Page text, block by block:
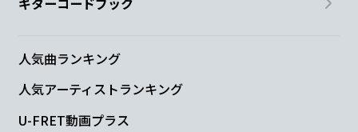
Cadd9 Bm7
悔し くって もう
人気曲ランキング
人気アーティストランキング
U-FRET動画プラス